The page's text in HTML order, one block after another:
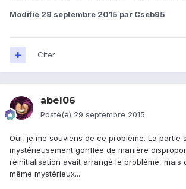
Modifié 29 septembre 2015 par Cseb95
Citer
abel06
Posté(e) 29 septembre 2015
Oui, je me souviens de ce problème. La partie
mystérieusement gonflée de manière
réinitialisation avait arrangé le problème, mais
même mystérieux...